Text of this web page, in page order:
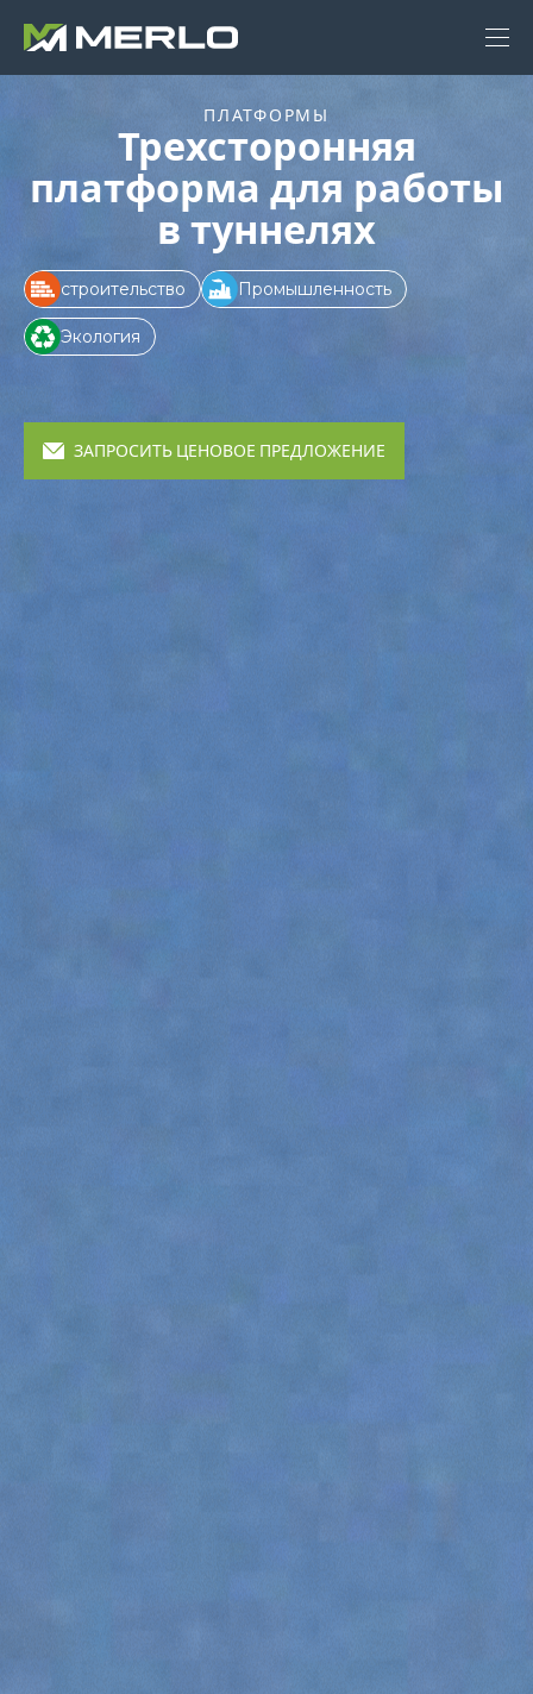
ПЛАТФОРМЫ
Трехсторонняя
платформа для работы
в туннелях
строительство Промышленность
Экология
ЗАПРОСИТЬ ЦЕНОВОЕ ПРЕДЛОЖЕНИЕ